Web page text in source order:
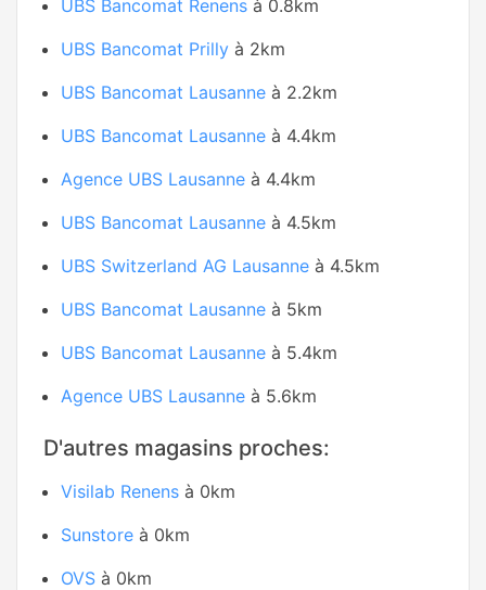
UBS Bancomat Renens à 0.8km
UBS Bancomat Prilly à 2km
UBS Bancomat Lausanne à 2.2km
UBS Bancomat Lausanne à 4.4km
Agence UBS Lausanne à 4.4km
UBS Bancomat Lausanne à 4.5km
UBS Switzerland AG Lausanne à 4.5km
UBS Bancomat Lausanne à 5km
UBS Bancomat Lausanne à 5.4km
Agence UBS Lausanne à 5.6km
D'autres magasins proches:
Visilab Renens à 0km
Sunstore à 0km
OVS à 0km